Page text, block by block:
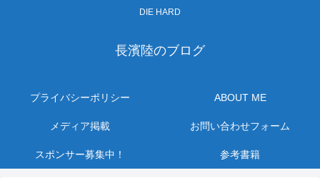
DIE HARD
長濱陸のブログ
プライバシーポリシー ABOUT ME
メディア掲載 お問い合わせフォーム
スポンサー募集中！ 参考書籍